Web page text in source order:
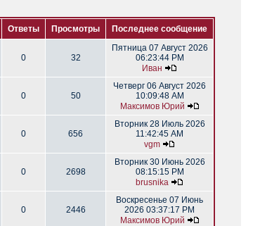
Ответы Просмотры Последнее сообщение
0 32
Пятница 07 Август 2026
06:23:44 PM
Иван
0 50
Четверг 06 Август 2026
10:09:48 AM
Максимов Юрий
0 656
Вторник 28 Июль 2026
11:42:45 AM
vgm
0 2698
Вторник 30 Июнь 2026
08:15:15 PM
brusnika
0 2446
Воскресенье 07 Июнь
2026 03:37:17 PM
Максимов Юрий